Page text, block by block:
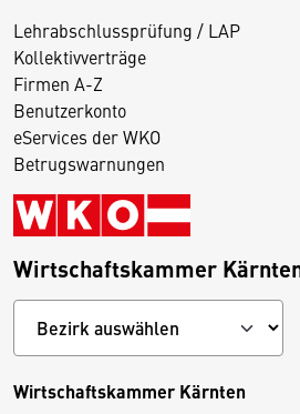
Lehrabschlussprüfung / LAP
Kollektivverträge
Firmen A-Z
Benutzerkonto
eServices der WKO
Betrugswarnungen
Wirtschaftskammer
Wirtschaftskammer Kärnten